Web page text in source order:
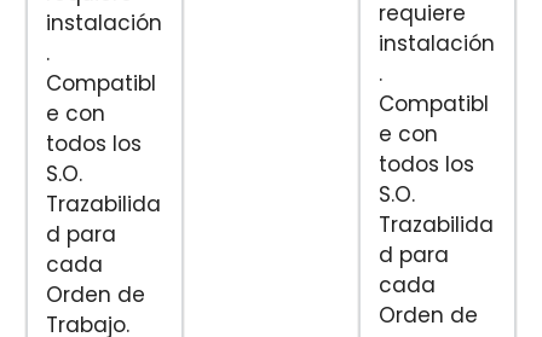
instalación
.
Compatibl
e con
todos los
S.O.
Trazabilida
d para
cada
Orden de
Trabajo.
requiere
instalación
.
Compatibl
e con
todos los
S.O.
Trazabilida
d para
cada
Orden de